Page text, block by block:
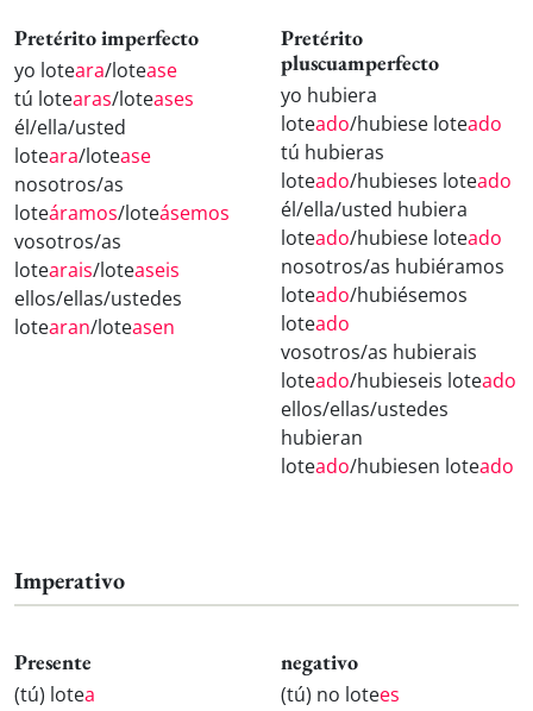
Pretérito imperfecto
yo loteara/lotease
tú lotearas/loteases
él/ella/usted
loteara/lotease
nosotros/as
loteáramos/loteásemos
vosotros/as
lotearais/loteaseis
ellos/ellas/ustedes
lotearan/loteasen
Pretérito
pluscuamperfecto
yo hubiera
loteado/hubiese loteado
tú hubieras
loteado/hubieses loteado
él/ella/usted hubiera
loteado/hubiese loteado
nosotros/as hubiéramos
loteado/hubiésemos
loteado
vosotros/as hubierais
loteado/hubieseis loteado
ellos/ellas/ustedes
hubieran
loteado/hubiesen loteado
Imperativo
Presente
(tú) lotea
negativo
(tú) no lotees